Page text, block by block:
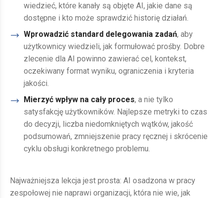
wiedzieć, które kanały są objęte AI, jakie dane są
dostępne i kto może sprawdzić historię działań.
Wprowadzić standard delegowania zadań, aby
użytkownicy wiedzieli, jak formułować prośby. Dobre
zlecenie dla AI powinno zawierać cel, kontekst,
oczekiwany format wyniku, ograniczenia i kryteria
jakości.
Mierzyć wpływ na cały proces, a nie tylko
satysfakcję użytkowników. Najlepsze metryki to czas
do decyzji, liczba niedomkniętych wątków, jakość
podsumowań, zmniejszenie pracy ręcznej i skrócenie
cyklu obsługi konkretnego problemu.
Najważniejsza lekcja jest prosta: AI osadzona w pracy
zespołowej nie naprawi organizacji, która nie wie, jak